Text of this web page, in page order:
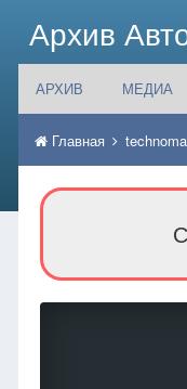
Архив
АРХИВ МЕДИА
Главная